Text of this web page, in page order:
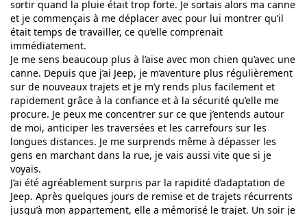
sortir quand la pluie était trop forte. Je sortais alors ma canne
et je commençais à me déplacer avec pour lui montrer qu’il
était temps de travailler, ce qu’elle comprenait
immédiatement.
Je me sens beaucoup plus à l’aise avec mon chien qu’avec une
canne. Depuis que j’ai Jeep, je m’aventure plus régulièrement
sur de nouveaux trajets et je m’y rends plus facilement et
rapidement grâce à la confiance et à la sécurité qu’elle me
procure. Je peux me concentrer sur ce que j’entends autour
de moi, anticiper les traversées et les carrefours sur les
longues distances. Je me surprends même à dépasser les
gens en marchant dans la rue, je vais aussi vite que si je
voyais.
J’ai été agréablement surpris par la rapidité d’adaptation de
Jeep. Après quelques jours de remise et de trajets récurrents
jusqu’à mon appartement, elle a mémorisé le trajet. Un soir je